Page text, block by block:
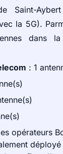
Saint-
la 5G).
dans
: 1
opérateurs